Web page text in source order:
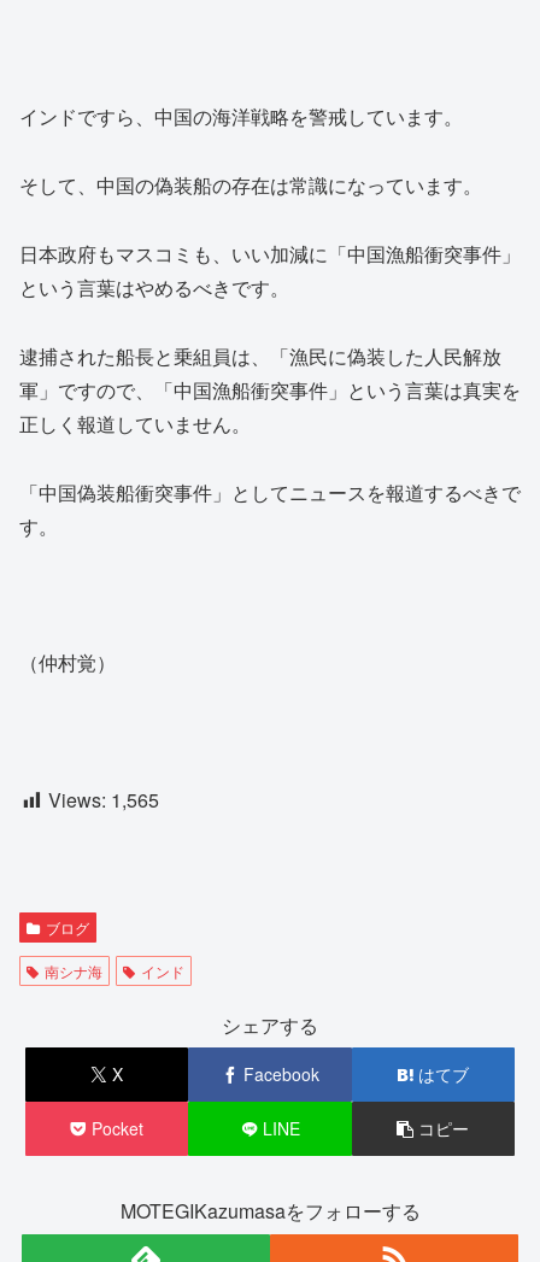
インドですら、中国の海洋戦略を警戒しています。
そして、中国の偽装船の存在は常識になっています。
日本政府もマスコミも、いい加減に「中国漁船衝突事件」
という言葉はやめるべきです。
逮捕された船長と乗組員は、「漁民に偽装した人民解放
軍」ですので、「中国漁船衝突事件」という言葉は真実を
正しく報道していません。
「中国偽装船衝突事件」としてニュースを報道するべきで
す。
（仲村覚）
Views: 1,565
ブログ
南シナ海 インド
シェアする
X Facebook はてブ
Pocket LINE コピー
MOTEGIKazumasaをフォローする